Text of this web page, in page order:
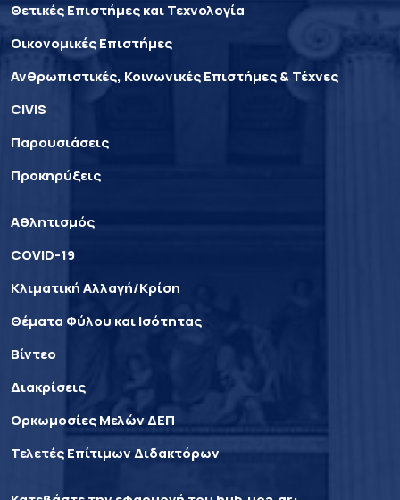
Θετικές Επιστήμες και Τεχνολογία
Οικονομικές Επιστήμες
Ανθρωπιστικές, Κοινωνικές Επιστήμες & Τέχνες
CIVIS
Παρουσιάσεις
Προκηρύξεις
Αθλητισμός
COVID-19
Κλιματική Αλλαγή/Κρίση
Θέματα Φύλου και Ισότητας
Βίντεο
Διακρίσεις
Ορκωμοσίες Μελών ΔΕΠ
Τελετές Επίτιμων Διδακτόρων